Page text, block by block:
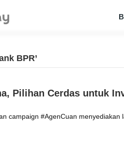
BPR’
Pilihan Cerdas untuk
campaign #AgenCuan